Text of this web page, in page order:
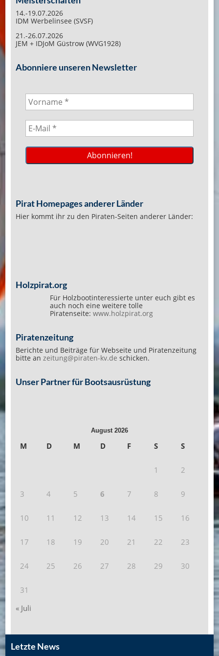
14.-19.07.2026
IDM Werbelinsee (SVSF)
21.-26.07.2026
JEM + IDJoM Güstrow (WVG1928)
Abonniere unseren Newsletter
Pirat Homepages anderer Länder
Hier kommt ihr zu den Piraten-Seiten anderer Länder:
Holzpirat.org
Für Holzbootinteressierte unter euch gibt es
auch noch eine weitere tolle
Piratenseite: www.holzpirat.org
Piratenzeitung
Berichte und Beiträge für Webseite und Piratenzeitung
bitte an zeitung@piraten-kv.de schicken.
Unser Partner für Bootsausrüstung
August 2026
M D M D F S S
1 2
3 4 5 6 7 8 9
10 11 12 13 14 15 16
17 18 19 20 21 22 23
24 25 26 27 28 29 30
31
« Juli
Letzte News